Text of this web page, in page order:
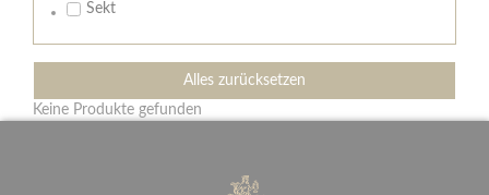
Sekt
Alles zurücksetzen
Keine Produkte gefunden